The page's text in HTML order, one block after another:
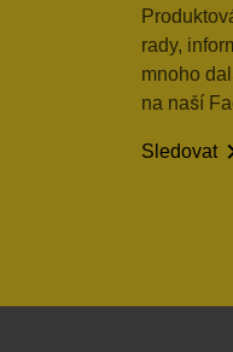
rady,
mnoho
na naší
Sledovat